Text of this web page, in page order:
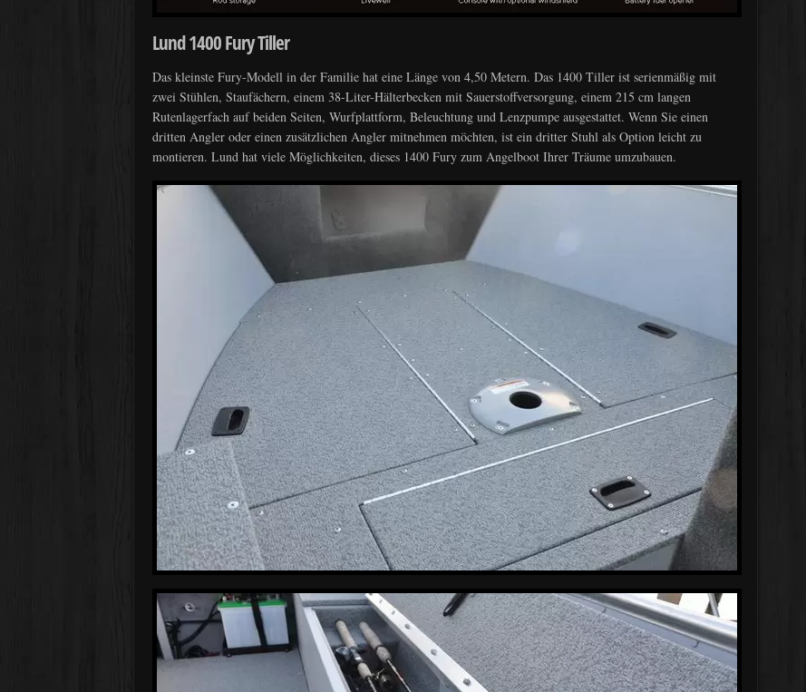
Lund 1400 Fury Tiller
Das kleinste Fury-Modell in der Familie hat eine Länge von 4,50 Metern. Das 1400 Tiller ist serienmäßig mit
zwei Stühlen, Staufächern, einem 38-Liter-Hälterbecken mit Sauerstoffversorgung, einem 215 cm langen
Rutenlagerfach auf beiden Seiten, Wurfplattform, Beleuchtung und Lenzpumpe ausgestattet. Wenn Sie einen
dritten Angler oder einen zusätzlichen Angler mitnehmen möchten, ist ein dritter Stuhl als Option leicht zu
montieren. Lund hat viele Möglichkeiten, dieses 1400 Fury zum Angelboot Ihrer Träume umzubauen.